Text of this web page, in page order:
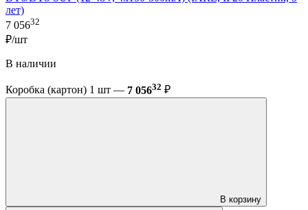
лет)
7 05632
₽/шт
В наличии
Коробка (картон) 1 шт — 7 05632 ₽
В корзину